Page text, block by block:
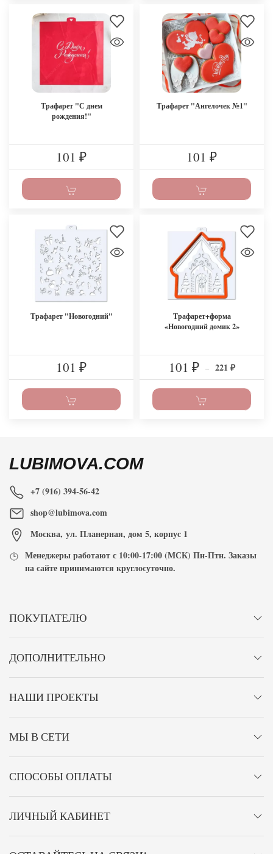
Трафарет "С днем
рождения!"
101 ₽
Трафарет "Ангелочек №1"
101 ₽
Трафарет "Новогодний"
101 ₽
Трафарет+форма
«Новогодний домик 2»
101 ₽ – 221 ₽
LUBIMOVA.COM
+7 (916) 394-56-42
shop@lubimova.com
Москва, ул. Планерная, дом 5, корпус 1
Менеджеры работают с 10:00-17:00(МСК) Пн-Птн. Заказы
на сайте принимаются круглосуточно.
ПОКУПАТЕЛЮ
ДОПОЛНИТЕЛЬНО
НАШИ ПРОЕКТЫ
МЫ В СЕТИ
СПОСОБЫ ОПЛАТЫ
ЛИЧНЫЙ КАБИНЕТ